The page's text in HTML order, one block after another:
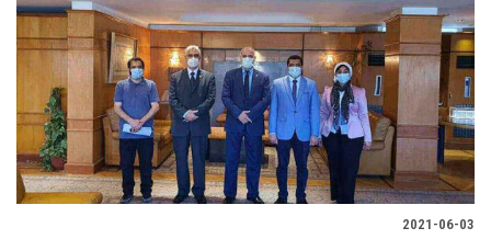
2021-06-03